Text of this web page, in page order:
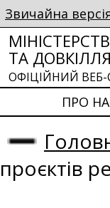
Звичайна
ТА
ОФІЦІЙНИЙ
ПРО
проєктів